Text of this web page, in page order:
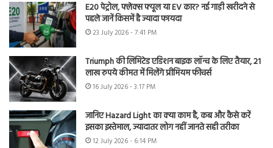
E20 पेट्रोल, फ्लेक्स फ्यूल या EV कार? नई गाड़ी खरीदने से
पहले जानें किसमें है ज्यादा फायदा
23 July 2026 - 7:41 PM
Triumph की लिमिटेड एडिशन बाइक लॉन्च के लिए तैयार, 21
लाख रुपये कीमत में मिलेंगे प्रीमियम फीचर्स
16 July 2026 - 3:17 PM
जानिए Hazard Light का क्या काम है, कब और कैसे करें
इसका इस्तेमाल, ज्यादातर लोग नहीं जानते सही तरीका
12 July 2026 - 6:14 PM